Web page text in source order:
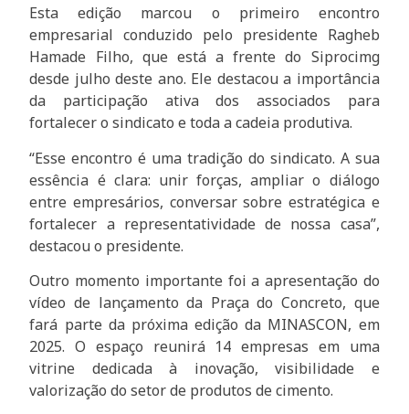
Esta edição marcou o primeiro encontro
empresarial conduzido pelo presidente Ragheb
Hamade Filho, que está a frente do Siprocimg
desde julho deste ano. Ele destacou a importância
da participação ativa dos associados para
fortalecer o sindicato e toda a cadeia produtiva.
“Esse encontro é uma tradição do sindicato. A sua
essência é clara: unir forças, ampliar o diálogo
entre empresários, conversar sobre estratégica e
fortalecer a representatividade de nossa casa”,
destacou o presidente.
Outro momento importante foi a apresentação do
vídeo de lançamento da Praça do Concreto, que
fará parte da próxima edição da MINASCON, em
2025. O espaço reunirá 14 empresas em uma
vitrine dedicada à inovação, visibilidade e
valorização do setor de produtos de cimento.